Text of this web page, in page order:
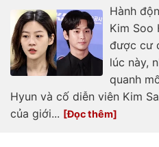
Hành
Kim Soo
được cư
lúc này,
quanh
Hyun và cố diễn viên Kim
của giới...